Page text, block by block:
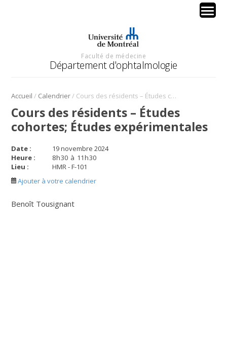
Faculté de médecine
Département d'ophtalmologie
Accueil / Calendrier/ Cours des résidents – Études cohortes; Études expérimentales
Cours des résidents – Études
cohortes; Études expérimentales
Date :
19 novembre 2024
Heure :
8h30 à 11h30
Lieu :
HMR - F-101
Ajouter à votre calendrier
Benoît Tousignant